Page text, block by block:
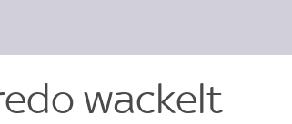
wackelt